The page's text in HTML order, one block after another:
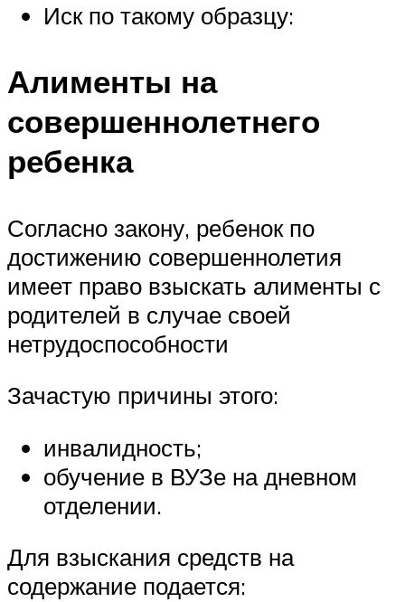
Иск по такому образцу:
Алименты на
совершеннолетнего
ребенка
Согласно закону, ребенок по
достижению совершеннолетия
имеет право взыскать алименты с
родителей в случае своей
нетрудоспособности
Зачастую причины этого:
инвалидность;
обучение в ВУЗе на дневном
отделении.
Для взыскания средств на
содержание подается: